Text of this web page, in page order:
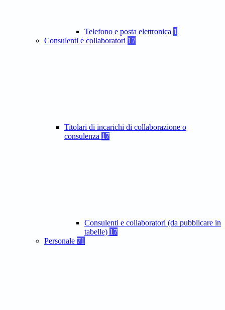
Telefono e posta elettronica 1
Consulenti e collaboratori 17
Titolari di incarichi di collaborazione o
consulenza 17
Consulenti e collaboratori (da pubblicare in
tabelle) 17
Personale 71